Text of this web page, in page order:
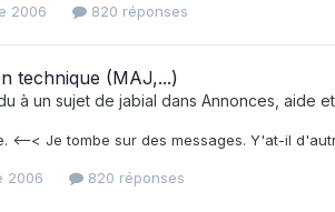
2006 820 réponses
technique (MAJ,...)
à un sujet de jabial dans Annonces, aide
<–< Je tombe sur des messages. Y'at-il
2006 820 réponses